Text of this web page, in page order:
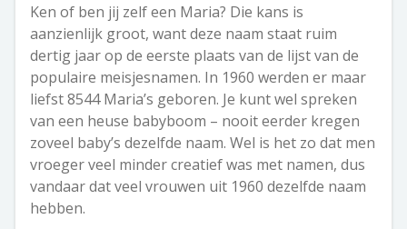
Ken of ben jij zelf een Maria? Die kans is
aanzienlijk groot, want deze naam staat ruim
dertig jaar op de eerste plaats van de lijst van de
populaire meisjesnamen. In 1960 werden er maar
liefst 8544 Maria’s geboren. Je kunt wel spreken
van een heuse babyboom – nooit eerder kregen
zoveel baby’s dezelfde naam. Wel is het zo dat men
vroeger veel minder creatief was met namen, dus
vandaar dat veel vrouwen uit 1960 dezelfde naam
hebben.